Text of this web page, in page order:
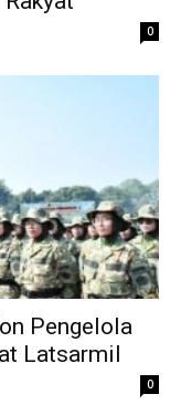
0
Pengelola
Latsarmil
0